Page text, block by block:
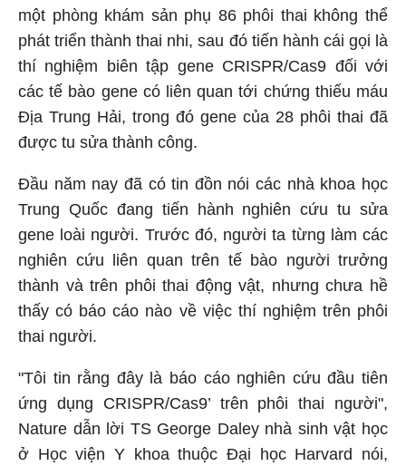
một phòng khám sản phụ 86 phôi thai không thể
phát triển thành thai nhi, sau đó tiến hành cái gọi là
thí nghiệm biên tập gene CRISPR/Cas9 đối với
các tế bào gene có liên quan tới chứng thiếu máu
Địa Trung Hải, trong đó gene của 28 phôi thai đã
được tu sửa thành công.
Đầu năm nay đã có tin đồn nói các nhà khoa học
Trung Quốc đang tiến hành nghiên cứu tu sửa
gene loài người. Trước đó, người ta từng làm các
nghiên cứu liên quan trên tế bào người trưởng
thành và trên phôi thai động vật, nhưng chưa hề
thấy có báo cáo nào về việc thí nghiệm trên phôi
thai người.
"Tôi tin rằng đây là báo cáo nghiên cứu đầu tiên
ứng dụng CRISPR/Cas9’ trên phôi thai người",
Nature dẫn lời TS George Daley nhà sinh vật học
ở Học viện Y khoa thuộc Đại học Harvard nói,